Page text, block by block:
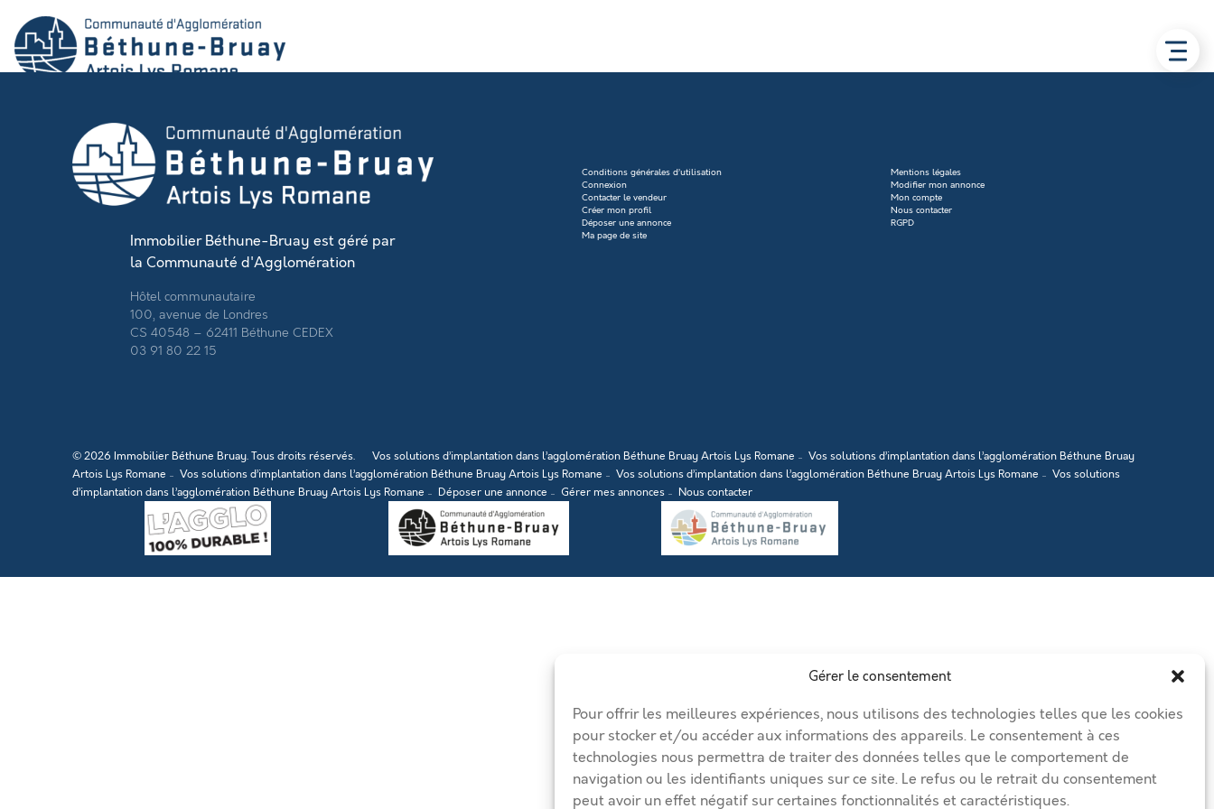
Gérer le consentement
Pour offrir les meilleures expériences, nous utilisons des technologies telles que les cookies
pour stocker et/ou accéder aux informations des appareils. Le consentement à ces
technologies nous permettra de traiter des données telles que le comportement de
navigation ou les identifiants uniques sur ce site. Le refus ou le retrait du consentement
peut avoir un effet négatif sur certaines fonctionnalités et caractéristiques.
Immobilier Béthune-Bruay est géré par
la Communauté d'Agglomération
Hôtel communautaire
100, avenue de Londres
CS 40548 – 62411 Béthune CEDEX
03 91 80 22 15
Conditions générales d’utilisation
Connexion
Contacter le vendeur
Créer mon profil
Déposer une annonce
Ma page de site
Mentions légales
Modifier mon annonce
Mon compte
Nous contacter
RGPD
© 2026 Immobilier Béthune Bruay. Tous droits réservés. Vos solutions d’implantation dans l’agglomération Béthune Bruay Artois Lys Romane
Vos solutions d’implantation dans l’agglomération Béthune Bruay
Artois Lys Romane
Vos solutions d’implantation dans l’agglomération Béthune Bruay Artois Lys Romane Vos solutions d’implantation dans l’agglomération Béthune Bruay Artois Lys Romane
Vos solutions
d’implantation dans l’agglomération Béthune Bruay Artois Lys Romane
Déposer une annonce Gérer mes annonces Nous contacter